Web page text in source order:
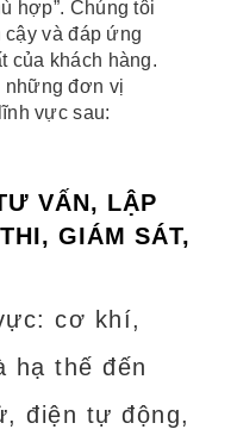
hợp”. Chúng tôi
cậy và đáp ứng
của khách hàng.
những đơn vị
vực sau:
VẤN, LẬP
GIÁM SÁT,
cơ khí,
hạ thế đến
điện tự động,